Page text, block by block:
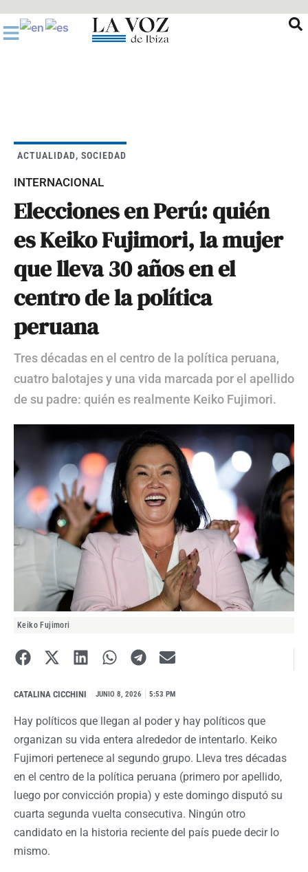
al
contenido
ACTUALIDAD, SOCIEDAD
INTERNACIONAL
Elecciones en Perú: quién
es Keiko Fujimori, la mujer
que lleva 30 años en el
centro de la política
peruana
Tres décadas en el centro de la política peruana,
cuatro balotajes y una vida marcada por el apellido
de su padre: quién es realmente Keiko Fujimori.
Keiko Fujimori
CATALINA CICCHINI JUNIO 8, 2026 5:53 PM
Hay políticos que llegan al poder y hay políticos que
organizan su vida entera alrededor de intentarlo. Keiko
Fujimori pertenece al segundo grupo. Lleva tres décadas
en el centro de la política peruana (primero por apellido,
luego por convicción propia) y este domingo disputó su
cuarta segunda vuelta consecutiva. Ningún otro
candidato en la historia reciente del país puede decir lo
mismo.